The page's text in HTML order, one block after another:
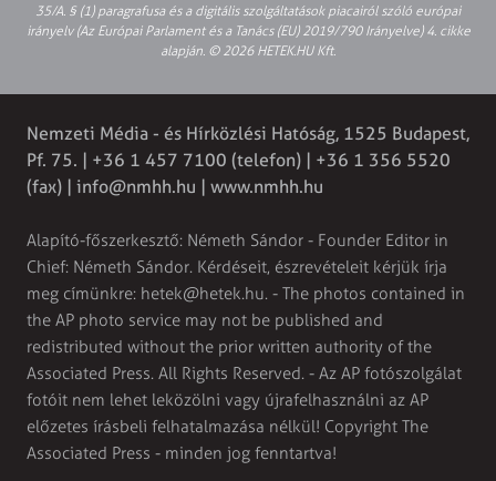
35/A. § (1) paragrafusa és a digitális szolgáltatások piacairól szóló európai
irányelv (Az Európai Parlament és a Tanács (EU) 2019/790 Irányelve) 4. cikke
alapján. © 2026 HETEK.HU Kft.
Nemzeti Média - és Hírközlési Hatóság, 1525 Budapest,
Pf. 75. | +36 1 457 7100 (telefon) | +36 1 356 5520
(fax) | info@nmhh.hu | www.nmhh.hu
Alapító-főszerkesztő: Németh Sándor - Founder Editor in
Chief: Németh Sándor. Kérdéseit, észrevételeit kérjük írja
meg címünkre: hetek@hetek.hu. - The photos contained in
the AP photo service may not be published and
redistributed without the prior written authority of the
Associated Press. All Rights Reserved. - Az AP fotószolgálat
fotóit nem lehet leközölni vagy újrafelhasználni az AP
előzetes írásbeli felhatalmazása nélkül! Copyright The
Associated Press - minden jog fenntartva!